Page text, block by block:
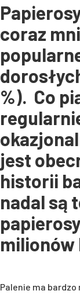
coraz
%). Co
jest
historii
nadal są
milionów
Palenie ma